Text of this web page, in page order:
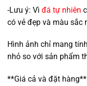
-Lưu ý: Vì đá tự nhiên
có vẻ đẹp và màu sắc
Hình ảnh chỉ mang
nhỏ so với sản phẩm
**Giá cả và đặt